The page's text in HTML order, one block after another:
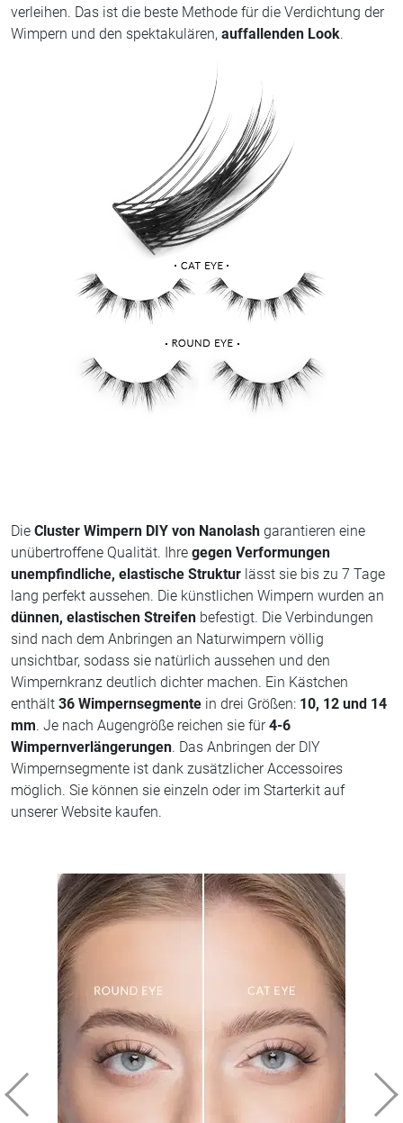
verleihen. Das ist die beste Methode für die Verdichtung der
Wimpern und den spektakulären, auffallenden Look.
Die Cluster Wimpern DIY von Nanolash garantieren eine
unübertroffene Qualität. Ihre gegen Verformungen
unempfindliche, elastische Struktur lässt sie bis zu 7 Tage
lang perfekt aussehen. Die künstlichen Wimpern wurden an
dünnen, elastischen Streifen befestigt. Die Verbindungen
sind nach dem Anbringen an Naturwimpern völlig
unsichtbar, sodass sie natürlich aussehen und den
Wimpernkranz deutlich dichter machen. Ein Kästchen
enthält 36 Wimpernsegmente in drei Größen: 10, 12 und 14
mm. Je nach Augengröße reichen sie für4-6
Wimpernverlängerungen. Das Anbringen der DIY
Wimpernsegmente ist dank zusätzlicher Accessoires
möglich. Sie können sie einzeln oder im Starterkit auf
unserer Website kaufen.